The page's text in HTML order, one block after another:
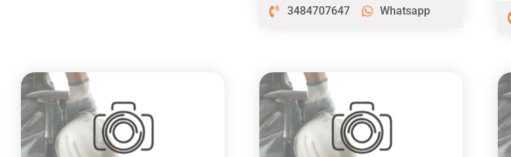
3484707647 Whatsapp